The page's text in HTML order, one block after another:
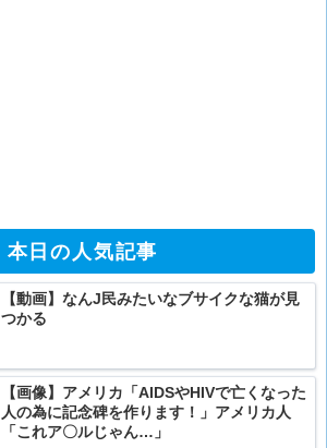
本日の人気記事
【動画】なんJ民みたいなブサイクな猫が見
つかる
【画像】アメリカ「AIDSやHIVで亡くなった
人の為に記念碑を作ります！」アメリカ人
「これア〇ルじゃん…」